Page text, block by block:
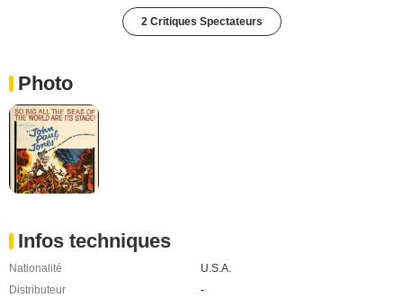
2 Critiques Spectateurs
Photo
Infos techniques
Nationalité
U.S.A.
Distributeur
-